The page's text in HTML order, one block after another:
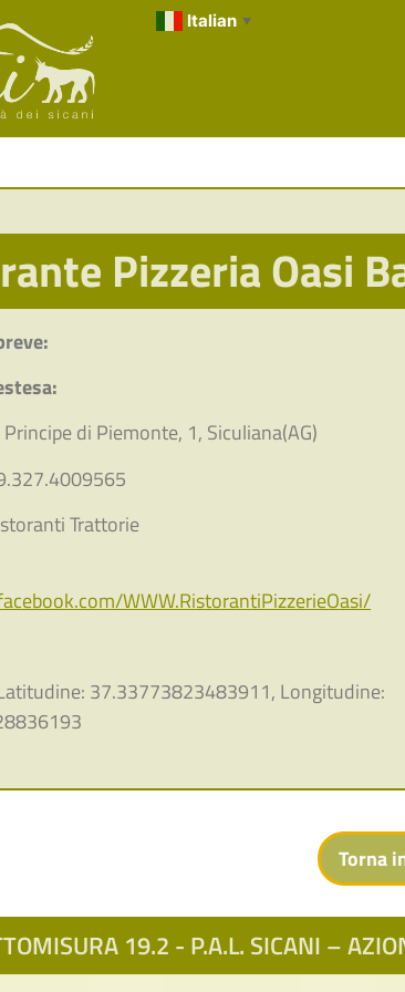
Italian ▼
Pizzeria Oasi
Principe di Piemonte, 1, Siculiana(AG)
Trattorie
WWW.RistorantiPizzerieOasi/
37.33773823483911, Longitudine:
19.2 - P.A.L. SICANI –